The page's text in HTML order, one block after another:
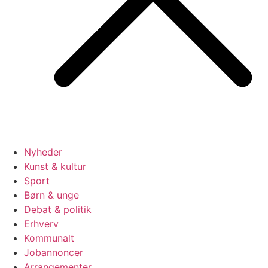
Nyheder
Kunst & kultur
Sport
Børn & unge
Debat & politik
Erhverv
Kommunalt
Jobannoncer